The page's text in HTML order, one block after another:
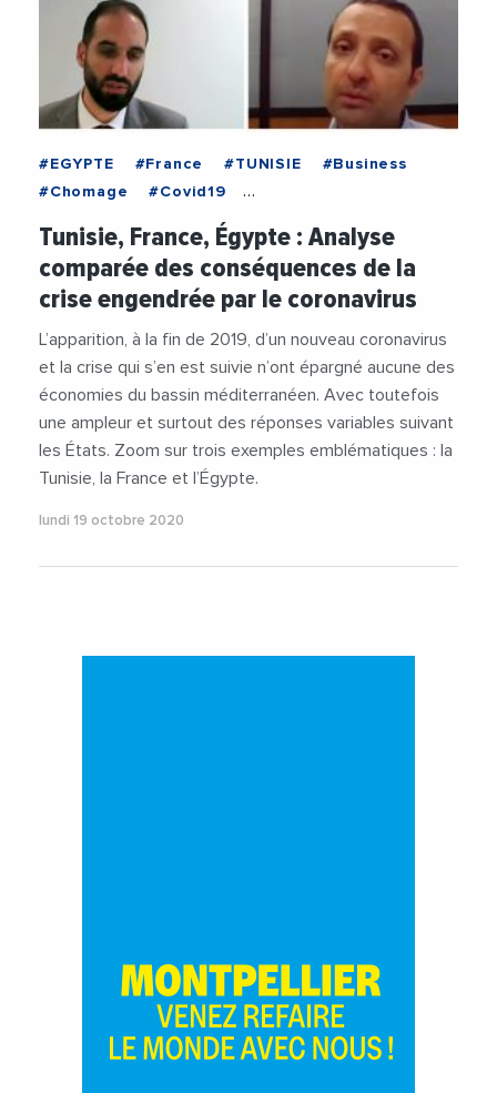
#EGYPTE #France #TUNISIE
#Business
#Chomage
#Covid19
#EchangesMediterraneens
#Industrie
#Pauvrete
Tunisie, France, Égypte : Analyse
comparée des conséquences de la
crise engendrée par le coronavirus
L’apparition, à la fin de 2019, d’un nouveau coronavirus
et la crise qui s’en est suivie n’ont épargné aucune des
économies du bassin méditerranéen. Avec toutefois
une ampleur et surtout des réponses variables suivant
les États. Zoom sur trois exemples emblématiques : la
Tunisie, la France et l’Égypte.
lundi 19 octobre 2020